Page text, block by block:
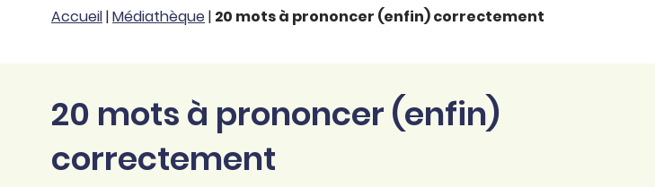
Particuliers
Toutes nos
professionnel
Animer une classe
Conjugaison
d’orthographe
Syntaxe
Accueil|Médiathèque| 20 mots à prononcer (enfin) correctement
20 mots à prononcer (enfin)
correctement